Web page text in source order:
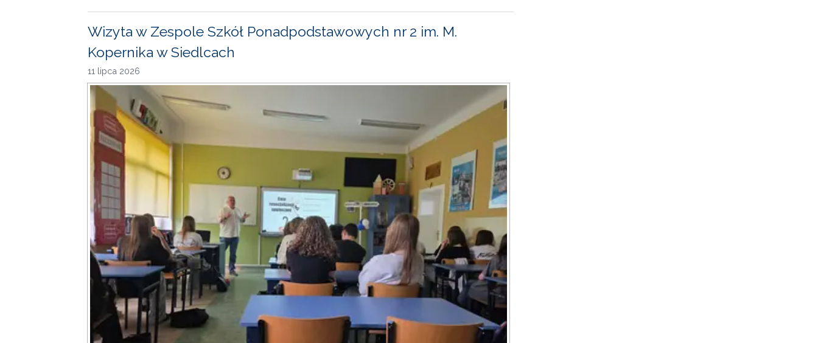
Wizyta w Zespole Szkół Ponadpodstawowych nr 2 im. M.
Kopernika w Siedlcach
11 lipca 2026